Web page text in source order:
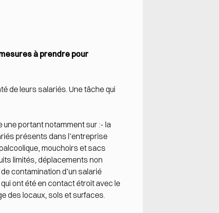
à prendre pour
de leurs salariés. Une tâche qui
une portant notamment sur :- la
présents dans l’entreprise
mouchoirs et sacs
limités, déplacements non
contamination d’un salarié
ont été en contact étroit avec le
des locaux, sols et surfaces.